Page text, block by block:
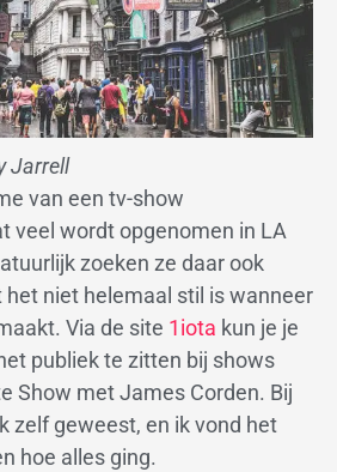
Jarrell
van een tv-show
veel wordt opgenomen in LA
zoeken ze daar ook
het niet helemaal stil is wanneer
Via de site 1iota kun je je
publiek te zitten bij shows
Show met James Corden. Bij
zelf geweest, en ik vond het
hoe alles ging.